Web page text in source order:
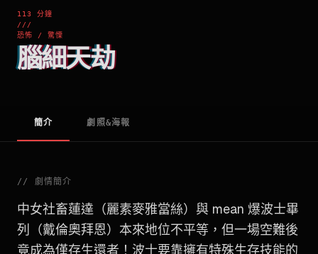
113 分鐘
///
恐怖 / 驚慄
腦細天劫
簡介 劇照&海報
// 劇情簡介
中女社畜蓮達（麗素麥雅當絲）與 mean 爆波士畢
列（戴倫奧拜恩）本來地位不平等，但一場空難後
竟成為僅存生還者！波士要靠擁有特殊生存技能的